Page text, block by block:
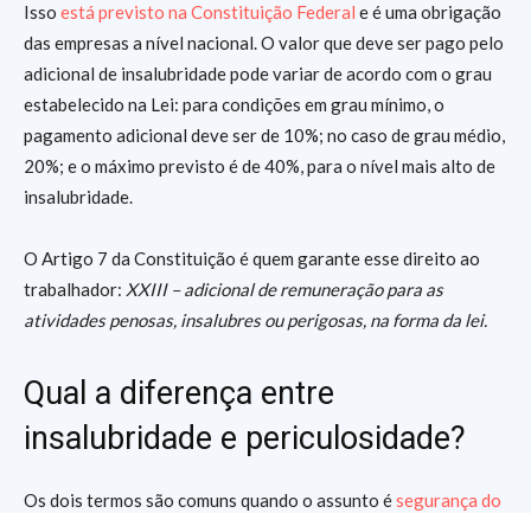
Isso está previsto na Constituição Federal e é uma obrigação
das empresas a nível nacional. O valor que deve ser pago pelo
adicional de insalubridade pode variar de acordo com o grau
estabelecido na Lei: para condições em grau mínimo, o
pagamento adicional deve ser de 10%; no caso de grau médio,
20%; e o máximo previsto é de 40%, para o nível mais alto de
insalubridade.
O Artigo 7 da Constituição é quem garante esse direito ao
trabalhador: XXIII – adicional de remuneração para as
atividades penosas, insalubres ou perigosas, na forma da lei.
Qual a diferença entre
insalubridade e periculosidade?
Os dois termos são comuns quando o assunto ésegurança do